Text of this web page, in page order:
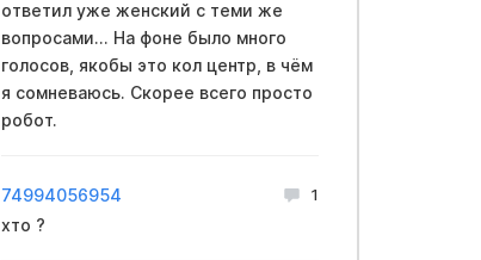
ответил уже женский с теми же
вопросами... На фоне было много
голосов, якобы это кол центр, в чём
я сомневаюсь. Скорее всего просто
робот.
74994056954 1
хто ?